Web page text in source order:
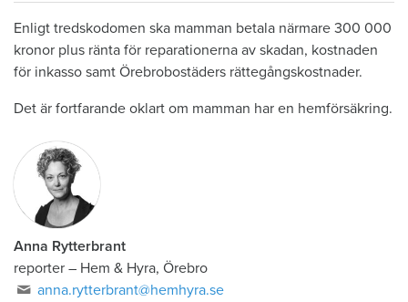
Enligt tredskodomen ska mamman betala närmare 300 000
kronor plus ränta för reparationerna av skadan, kostnaden
för inkasso samt Örebrobostäders rättegångskostnader.
Det är fortfarande oklart om mamman har en hemförsäkring.
Anna Rytterbrant
reporter – Hem & Hyra, Örebro
anna.rytterbrant@hemhyra.se